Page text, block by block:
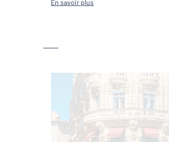
En savoir plus